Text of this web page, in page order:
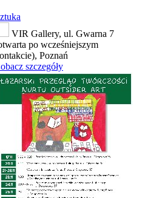
VIR Gallery, ul. Gwarna 7
po wcześniejszym
Poznań
szczegóły